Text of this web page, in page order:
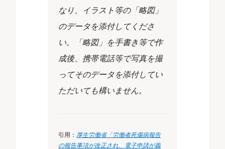
なり、イラスト等の「略図」
のデータを添付してくださ
い。「略図」を手書き等で作
成後、携帯電話等で写真を撮
ってそのデータを添付してい
ただいても構いません。
引用： 厚生労働省「労働者死傷病報告
の報告事項が改正され、電子申請が義